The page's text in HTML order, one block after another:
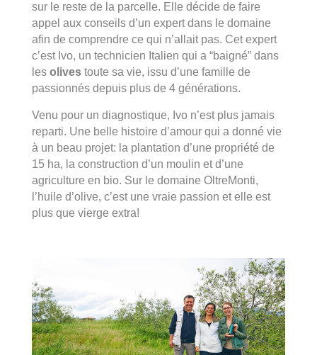
sur le reste de la parcelle. Elle décide de faire
appel aux conseils d’un expert dans le domaine
afin de comprendre ce qui n’allait pas. Cet expert
c’est Ivo, un technicien Italien qui a “baigné” dans
les olivestoute sa vie, issu d’une famille de
passionnés depuis plus de 4 générations.
Venu pour un diagnostique, Ivo n’est plus jamais
reparti. Une belle histoire d’amour qui a donné vie
à un beau projet: la plantation d’une propriété de
15 ha, la construction d’un moulin et d’une
agriculture en bio. Sur le domaine OltreMonti,
l’huile d’olive, c’est une vraie passion et elle est
plus que vierge extra!